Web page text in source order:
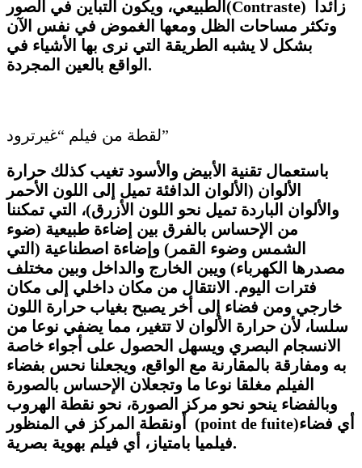
الطبيعي، ويكون التباين في الصور (Contraste)
زائدا
وتكثر مساحات الظل ومعها الغموض في نفس الآن
بشكل لا يشبه الطريقة التي نرى بها الأشياء في
الواقع بالعين المجردة .
لقطة من فيلم “غيرترود”
باستعمال تقنية الأبيض والأسود تغيب كذلك حرارة
الألوان (الألوان الدافئة تميل إلى اللون الأحمر
والألوان الباردة تميل نحو اللون الأزرق)، التي تمكننا
من الإحساس بالفرق بين إضاءة طبيعية (ضوء
الشمس وضوء القمر) وإضاءة اصطناعية (التي
مصدرها الكهرباء) ويبن الخارج والداخل وبين مختلف
فترات اليوم. الانتقال من مكان داخلي إلى مكان
خارجي ومن فضاء إلى أخر يصبح بغياب حرارة اللون
سلسا، لأن حرارة الألوان لا تتغير، مما يضفي نوعا من
الانسجام البصري ويسهل الحصول على أجواء خاصة
به ومفارقة بالمقارنة مع الواقع، ويجعلنا نحس بفضاء
الفيلم مغلقا نوعا ما وتجعلان الإحساس بالصورة
وبالفضاء ينحو نحو مركز الصورة، نحو نقطة الهروب
(point de fuite)أي فضاء
فيلميا بامتياز، أي فيلم بهوية بصرية.